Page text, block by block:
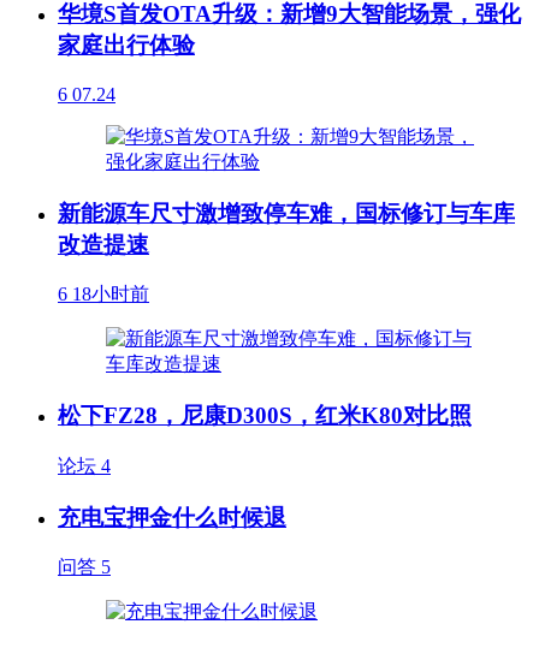
华境S首发OTA升级：新增9大智能场景，强化
家庭出行体验
6 07.24
新能源车尺寸激增致停车难，国标修订与车库
改造提速
6 18小时前
松下FZ28，尼康D300S，红米K80对比照
论坛 4
充电宝押金什么时候退
问答 5